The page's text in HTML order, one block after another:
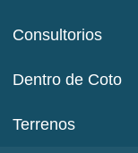
Consultorios
Dentro de Coto
Terrenos